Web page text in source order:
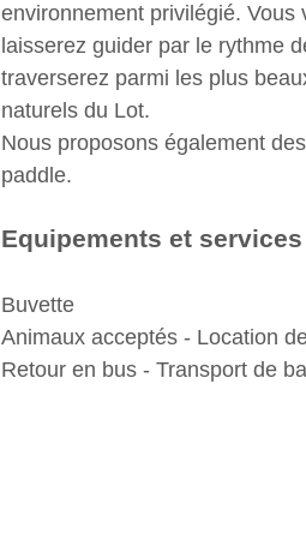
environnement privilégié. Vous
laisserez guider par le rythme
traverserez parmi les plus
naturels du Lot.
Nous proposons également
paddle.
Equipements et services
Buvette
Animaux acceptés - Location
Retour en bus - Transport de